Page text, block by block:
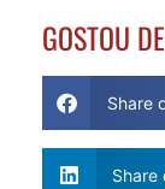
GOSTOU
Share
Share